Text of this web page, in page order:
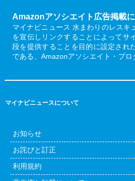
Amazonアソシエイト広告掲載
マイナビニュース 水まわりのレスキ
を宣伝しリンクすることによってサ
段を提供することを目的に設定され
である、Amazonアソシエイト・プロ
マイナビニュースについて
お知らせ
お詫びと訂正
利用規約